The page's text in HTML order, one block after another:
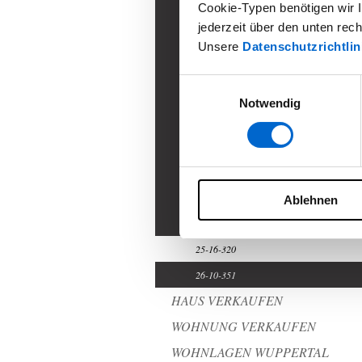
Cookie-Typen benötigen wir
jederzeit über den unten
Unsere
Notwendig
Ablehnen
23-35-268
24-3-274
24-27-298
25-8-312
25-16-320
26-10-351
HAUS VERKAUFEN
WOHNUNG VERKAUFEN
WOHNLAGEN WUPPERTAL